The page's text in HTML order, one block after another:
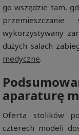
go wszędzie tam,
wykorzystywany
dużych salach
medyczne.
aparaturę
Oferta stolików
czterech modeli